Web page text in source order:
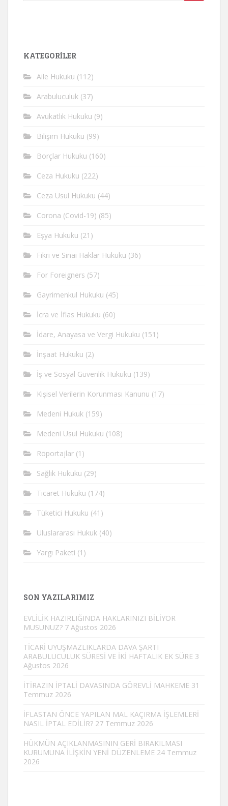
KATEGORİLER
Aile Hukuku (112)
Arabuluculuk (37)
Avukatlık Hukuku (9)
Bilişim Hukuku (99)
Borçlar Hukuku (160)
Ceza Hukuku (222)
Ceza Usul Hukuku (44)
Corona (Covid-19) (85)
Eşya Hukuku (21)
Fikri ve Sinai Haklar Hukuku (36)
For Foreigners (57)
Gayrimenkul Hukuku (45)
İcra ve İflas Hukuku (60)
İdare, Anayasa ve Vergi Hukuku (151)
İnşaat Hukuku (2)
İş ve Sosyal Güvenlik Hukuku (139)
Kişisel Verilerin Korunması Kanunu (17)
Medeni Hukuk (159)
Medeni Usul Hukuku (108)
Röportajlar (1)
Sağlık Hukuku (29)
Ticaret Hukuku (174)
Tüketici Hukuku (41)
Uluslararası Hukuk (40)
Yargı Paketi (1)
SON YAZILARIMIZ
EVLİLİK HAZIRLIĞINDA HAKLARINIZI BİLİYOR
MUSUNUZ? 7 Ağustos 2026
TİCARİ UYUŞMAZLIKLARDA DAVA ŞARTI
ARABULUCULUK SÜRESİ VE İKİ HAFTALIK EK SÜRE 3
Ağustos 2026
İTİRAZIN İPTALİ DAVASINDA GÖREVLİ MAHKEME 31
Temmuz 2026
İFLASTAN ÖNCE YAPILAN MAL KAÇIRMA İŞLEMLERİ
NASIL İPTAL EDİLİR? 27 Temmuz 2026
HÜKMÜN AÇIKLANMASININ GERİ BIRAKILMASI
KURUMUNA İLİŞKİN YENİ DÜZENLEME 24 Temmuz
2026